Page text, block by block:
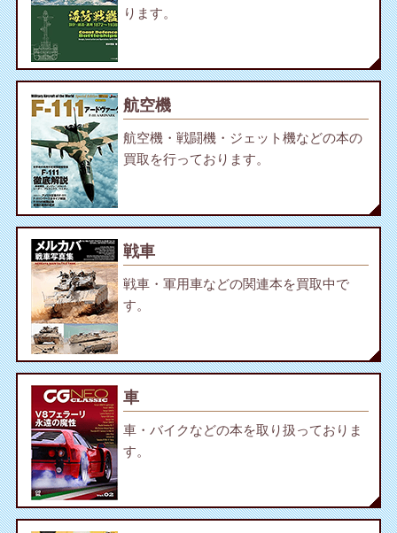
ります。
航空機
航空機・戦闘機・ジェット機などの本の
買取を行っております。
戦車
戦車・軍用車などの関連本を買取中で
す。
車
車・バイクなどの本を取り扱っておりま
す。